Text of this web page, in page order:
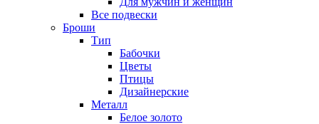
Все подвески
Броши
Тип
Бабочки
Цветы
Птицы
Дизайнерские
Металл
Белое золото